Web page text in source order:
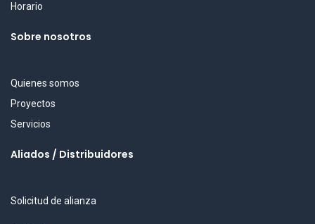
Horario
Sobre nosotros
Quienes somos
Proyectos
Servicios
Aliados / Distribuidores
Solicitud de alianza